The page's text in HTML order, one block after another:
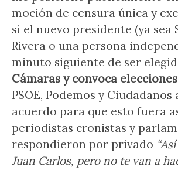
moción de censura única y
si el nuevo presidente (ya sea
Rivera o una persona
minuto siguiente de ser
Cámaras y convoca elecciones
PSOE, Podemos y
acuerdo para que esto fuera
periodistas cronistas y
respondieron por privado
Juan Carlos, pero no te van a